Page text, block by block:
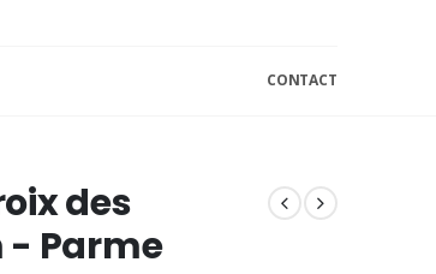
CONTACT
des
- Parme